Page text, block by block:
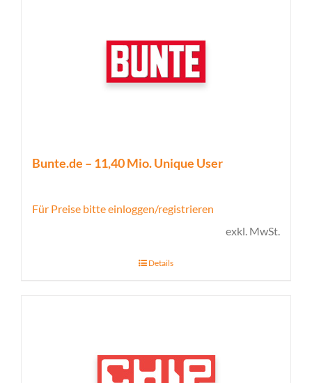
Bunte.de – 11,40 Mio. Unique User
Für Preise bitte einloggen/registrieren
exkl. MwSt.
Details